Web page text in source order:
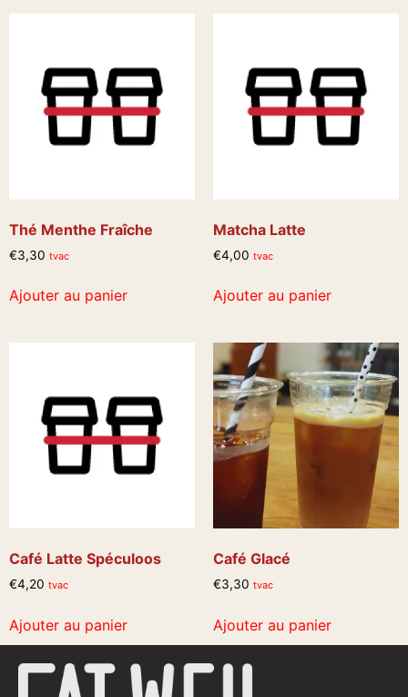
Thé Menthe Fraîche
€3,30 tvac
Ajouter au panier
Matcha Latte
€4,00 tvac
Ajouter au panier
Café Latte Spéculoos
€4,20 tvac
Ajouter au panier
Café Glacé
€3,30 tvac
Ajouter au panier